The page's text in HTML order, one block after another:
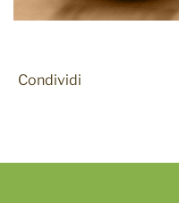
Condividi